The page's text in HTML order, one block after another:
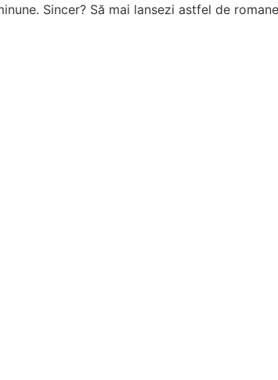
Sincer? Să mai lansezi astfel de